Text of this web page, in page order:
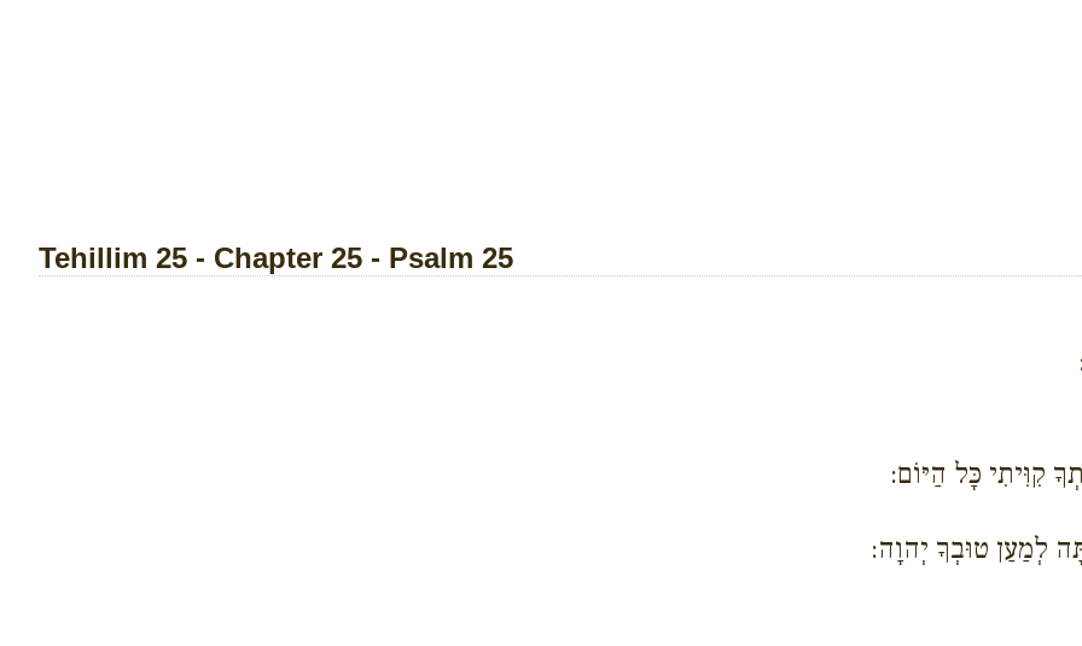
Tehillim 25 - Chapter 25 - Psalm 25
קִוִּיתִי כָּל הַיּוֹם:
לְמַעַן טוּבְךָ יְהוָה: